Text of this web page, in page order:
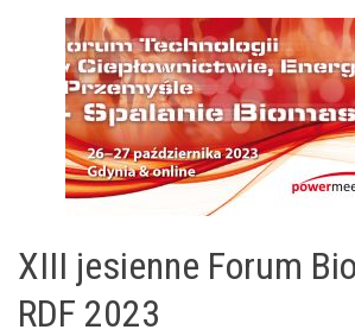
XIII jesienne Forum
RDF 2023